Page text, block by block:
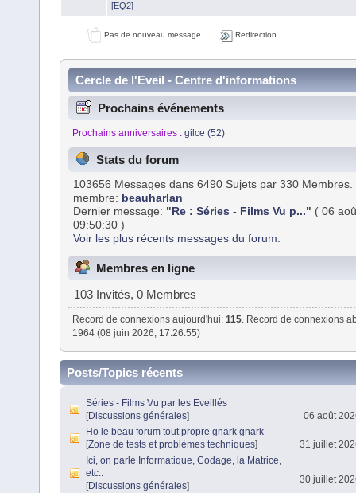
[EQ2]
Pas de nouveau message Redirection
Cercle de l'Eveil - Centre d'informations
Prochains événements
Prochains anniversaires : gilce (52)
Stats du forum
103656 Messages dans 6490 Sujets par 330 Membres.
membre: beauharlan
Dernier message: " Re : Séries - Films Vu p..." ( 06
09:50:30 )
Voir les plus récents messages du forum.
Membres en ligne
103 Invités, 0 Membres
Record de connexions aujourd'hui:115 . Record de connexions
1964 (08 juin 2026, 17:26:55)
Posts/Topics récents
Séries - Films Vu par les Eveillés
[Discussions générales]
06 août
Ho le beau forum tout propre gnark gnark
[Zone de tests et problèmes techniques]
31 juillet
Ici, on parle Informatique, Codage, la Matrice,
etc..
[Discussions générales]
30 juillet